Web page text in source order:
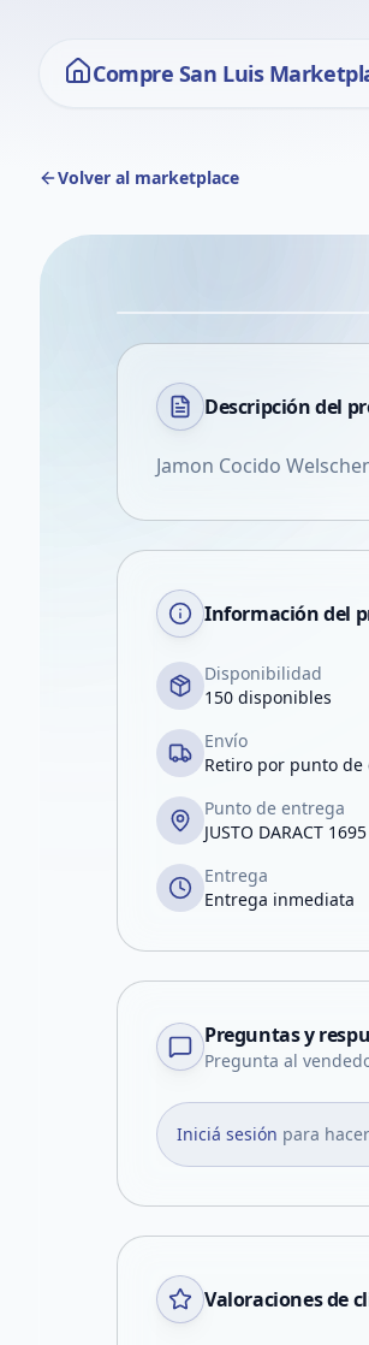
Compre San Luis
Volver al marketplace
Descripción del
Jamon Cocido
Información del
Disponibilidad
150 disponibles
Envío
Retiro por punto de
Punto de entrega
JUSTO DARACT 1695
Entrega
Entrega inmediata
Preguntas y
Pregunta al
Iniciá sesión para
Valoraciones de